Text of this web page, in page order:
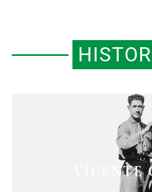
VICENTE
LUGAR
LA CATRINA,